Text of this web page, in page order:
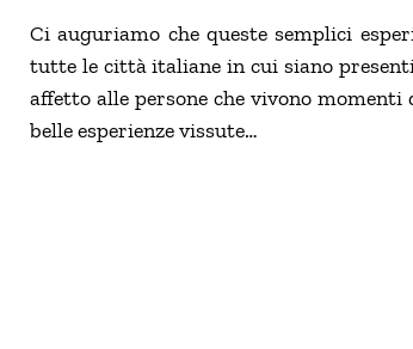
Ci auguriamo che queste semplici
tutte le città italiane in cui siano
affetto alle persone che vivono
belle esperienze vissute…